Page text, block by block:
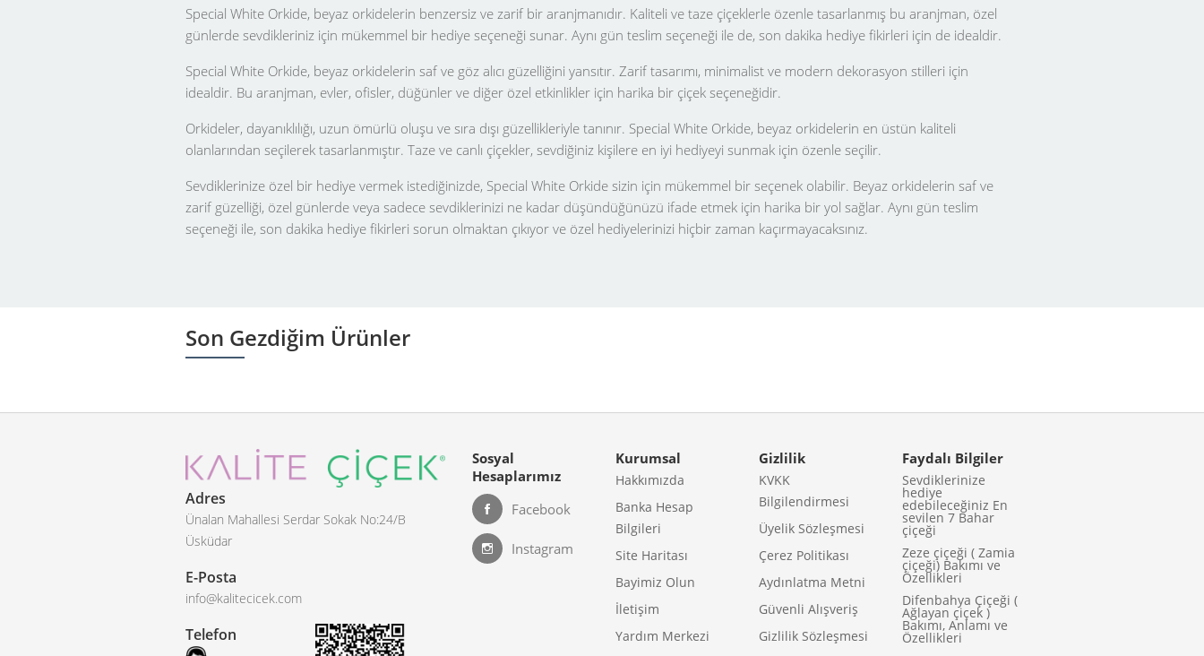
Special White Orkide, beyaz orkidelerin benzersiz ve zarif bir aranjmanıdır. Kaliteli ve taze çiçeklerle özenle tasarlanmış bu aranjman, özel
günlerde sevdikleriniz için mükemmel bir hediye seçeneği sunar. Aynı gün teslim seçeneği ile de, son dakika hediye fikirleri için de idealdir.
Special White Orkide, beyaz orkidelerin saf ve göz alıcı güzelliğini yansıtır. Zarif tasarımı, minimalist ve modern dekorasyon stilleri için
idealdir. Bu aranjman, evler, ofisler, düğünler ve diğer özel etkinlikler için harika bir çiçek seçeneğidir.
Orkideler, dayanıklılığı, uzun ömürlü oluşu ve sıra dışı güzellikleriyle tanınır. Special White Orkide, beyaz orkidelerin en üstün kaliteli
olanlarından seçilerek tasarlanmıştır. Taze ve canlı çiçekler, sevdiğiniz kişilere en iyi hediyeyi sunmak için özenle seçilir.
Sevdiklerinize özel bir hediye vermek istediğinizde, Special White Orkide sizin için mükemmel bir seçenek olabilir. Beyaz orkidelerin saf ve
zarif güzelliği, özel günlerde veya sadece sevdiklerinizi ne kadar düşündüğünüzü ifade etmek için harika bir yol sağlar. Aynı gün teslim
seçeneği ile, son dakika hediye fikirleri sorun olmaktan çıkıyor ve özel hediyelerinizi hiçbir zaman kaçırmayacaksınız.
Son Gezdiğim Ürünler
Adres
Ünalan Mahallesi Serdar Sokak No:24/B
Üsküdar
E-Posta
info@kalitecicek.com
Telefon
Sosyal
Hesaplarımız
Facebook
Instagram
Kurumsal
Hakkımızda
Banka Hesap
Bilgileri
Site Haritası
Bayimiz Olun
İletişim
Yardım Merkezi
Gizlilik
KVKK
Bilgilendirmesi
Üyelik Sözleşmesi
Çerez Politikası
Aydınlatma Metni
Güvenli Alışveriş
Gizlilik Sözleşmesi
Faydalı Bilgiler
Sevdiklerinize
hediye
edebileceğiniz En
sevilen 7 Bahar
çiçeği
Zeze çiçeği ( Zamia
çiçeği) Bakımı ve
Özellikleri
Difenbahya Çiçeği (
Ağlayan çiçek )
Bakımı, Anlamı ve
Özellikleri